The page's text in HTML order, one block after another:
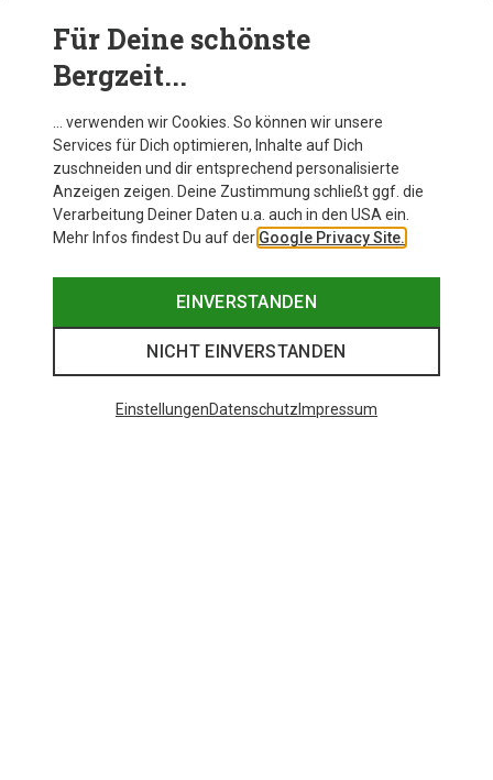
PD-M520 Pedale
ONE SIZE
Für Deine schönste
Bergzeit...
… verwenden wir Cookies. So können wir unsere
Services für Dich optimieren, Inhalte auf Dich
zuschneiden und dir entsprechend personalisierte
Anzeigen zeigen. Deine Zustimmung schließt ggf. die
Verarbeitung Deiner Daten u.a. auch in den USA ein.
Mehr Infos findest Du auf der Google Privacy Site.
EINVERSTANDEN
NICHT EINVERSTANDEN
EinstellungenDatenschutz Impressum